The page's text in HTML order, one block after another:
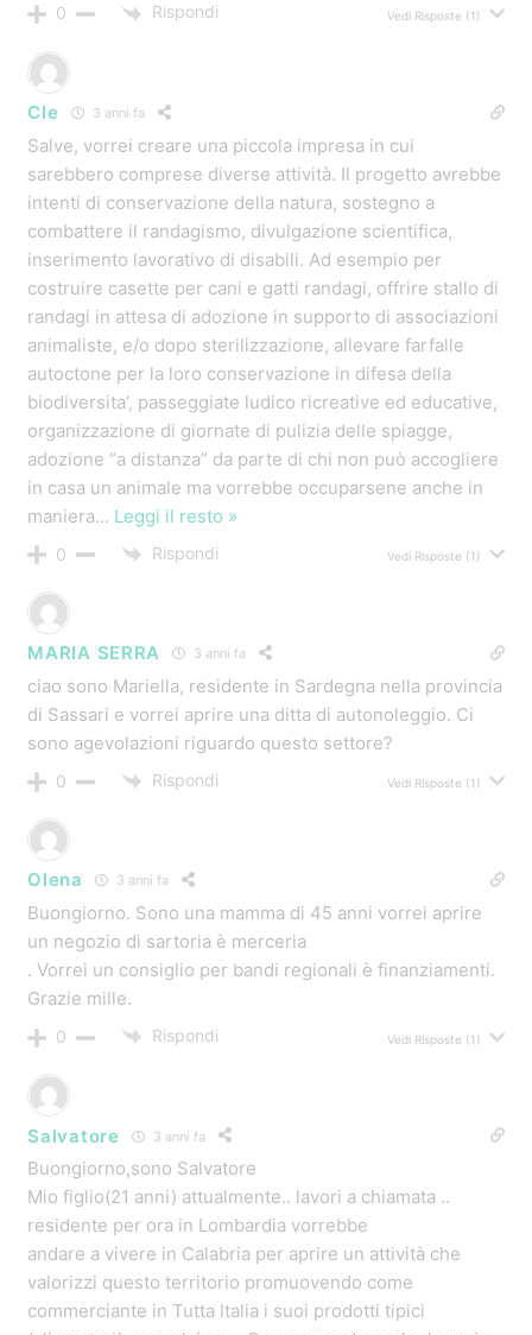
0 Rispondi Vedi Risposte (1)
Cle 3 anni fa
Salve, vorrei creare una piccola impresa in cui
sarebbero comprese diverse attività. Il progetto avrebbe
intenti di conservazione della natura, sostegno a
combattere il randagismo, divulgazione scientifica,
inserimento lavorativo di disabili. Ad esempio per
costruire casette per cani e gatti randagi, offrire stallo di
randagi in attesa di adozione in supporto di associazioni
animaliste, e/o dopo sterilizzazione, allevare farfalle
autoctone per la loro conservazione in difesa della
biodiversita’, passeggiate ludico ricreative ed educative,
organizzazione di giornate di pulizia delle spiagge,
adozione “a distanza” da parte di chi non può accogliere
in casa un animale ma vorrebbe occuparsene anche in
maniera… Leggi il resto »
0 Rispondi Vedi Risposte (1)
MARIA SERRA 3 anni fa
ciao sono Mariella, residente in Sardegna nella provincia
di Sassari e vorrei aprire una ditta di autonoleggio. Ci
sono agevolazioni riguardo questo settore?
0 Rispondi Vedi Risposte (1)
Olena 3 anni fa
Buongiorno. Sono una mamma di 45 anni vorrei aprire
un negozio di sartoria è merceria
. Vorrei un consiglio per bandi regionali è finanziamenti.
Grazie mille.
0 Rispondi Vedi Risposte (1)
Salvatore 3 anni fa
Buongiorno,sono Salvatore
Mio figlio(21 anni) attualmente.. lavori a chiamata ..
residente per ora in Lombardia vorrebbe
andare a vivere in Calabria per aprire un attività che
valorizzi questo territorio promuovendo come
commerciante in Tutta Italia i suoi prodotti tipici